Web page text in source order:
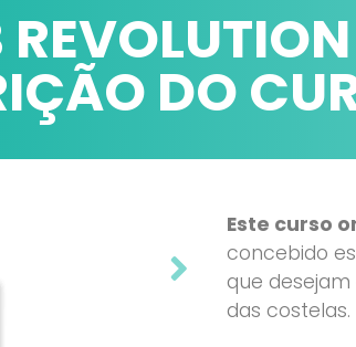
REVOLUTION
DO
Este curso
concebido
que
das costelas.